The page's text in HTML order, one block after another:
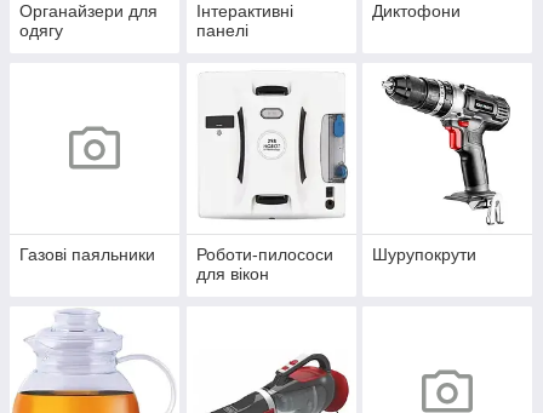
Органайзери для
одягу
Інтерактивні
панелі
Диктофони
Газові паяльники
Роботи-пилососи
для вікон
Шурупокрути